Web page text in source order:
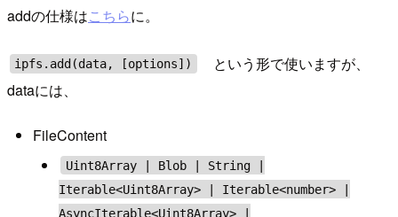
addの仕様はこちらに。
ipfs.add(data, [options])
という形で使いますが、
dataには、
FileContent
Uint8Array | Blob | String |
Iterable<Uint8Array> | Iterable<number> |
AsyncIterable<Uint8Array> |